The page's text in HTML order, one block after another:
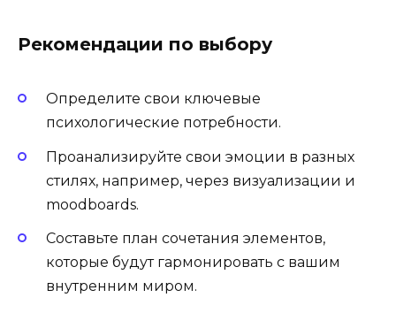
Рекомендации по выбору
Определите свои ключевые
психологические потребности.
Проанализируйте свои эмоции в разных
стилях, например, через визуализации и
moodboards.
Составьте план сочетания элементов,
которые будут гармонировать с вашим
внутренним миром.